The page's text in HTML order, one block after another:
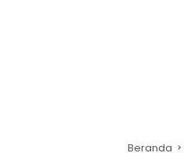
Beranda